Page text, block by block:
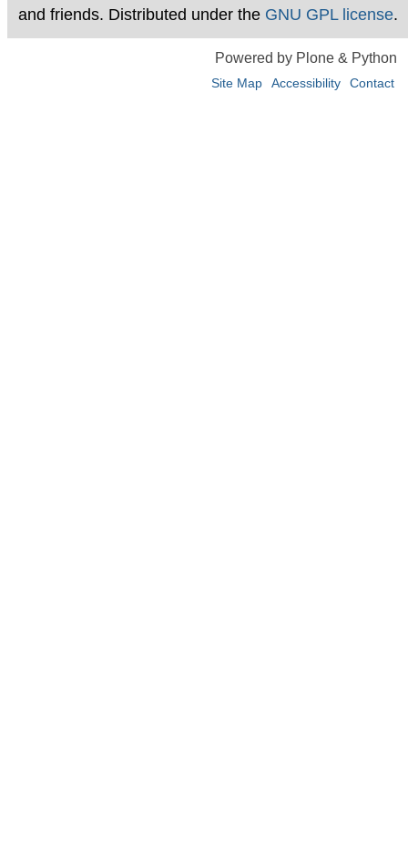
and friends. Distributed under the GNU GPL license.
Powered by Plone & Python
Site Map Accessibility Contact